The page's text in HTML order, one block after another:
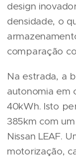
design
densidade, o
comparação
Na estrada, a
autonomia em
40kWh. Isto
385km com
Nissan LEAF.
motorização,